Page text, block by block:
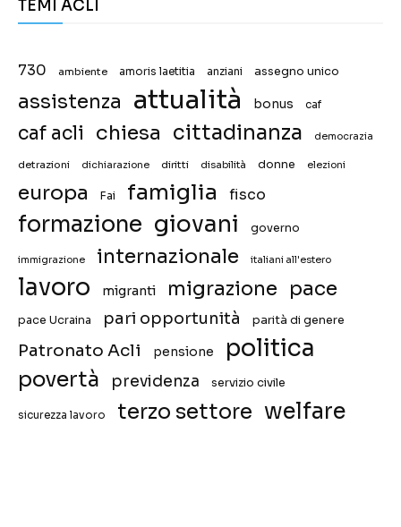
TEMI ACLI
730 ambiente amoris laetitia anziani assegno unico
assistenza attualità bonus caf
caf acli chiesa cittadinanza democrazia
detrazioni dichiarazione diritti disabilità donne elezioni
europa Fai famiglia fisco
formazione giovani governo
immigrazione internazionale italiani all'estero
lavoro migranti migrazione pace
pace Ucraina pari opportunità parità di genere
Patronato Acli pensione politica
povertà previdenza servizio civile
sicurezza lavoro terzo settore welfare